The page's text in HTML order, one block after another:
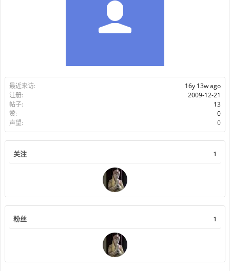
最近来访:
16y 13w ago
注册:
2009-12-21
帖子:
13
赞:
0
声望:
0
关注 1
粉丝 1